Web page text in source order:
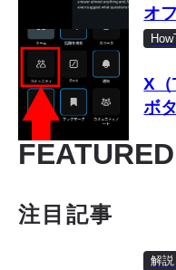
オ
ホ
X
ボ
FEATURED
注目記事
解説